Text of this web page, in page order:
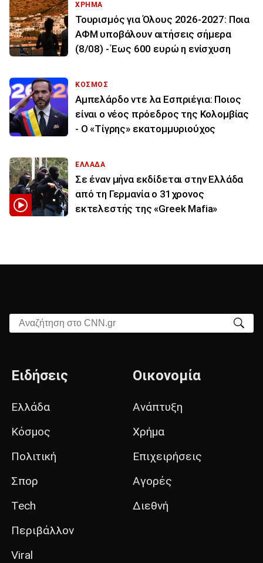
ΧΡΗΜΑ
Τουρισμός για Όλους 2026-2027: Ποια
ΑΦΜ υποβάλουν αιτήσεις σήμερα
(8/08) - Έως 600 ευρώ η ενίσχυση
ΚΟΣΜΟΣ
Αμπελάρδο ντε λα Εσπριέγια: Ποιος
είναι ο νέος πρόεδρος της Κολομβίας
- Ο «Τίγρης» εκατομμυριούχος
ΕΛΛΑΔΑ
Σε έναν μήνα εκδίδεται στην Ελλάδα
από τη Γερμανία ο 31χρονος
εκτελεστής της «Greek Mafia»
Αναζήτηση στο CNN.gr
Ειδήσεις
Ελλάδα
Κόσμος
Πολιτική
Σπορ
Tech
Περιβάλλον
Viral
Οικονομία
Ανάπτυξη
Χρήμα
Επιχειρήσεις
Αγορές
Διεθνή